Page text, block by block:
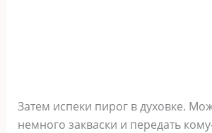
Затем испеки пирог в духовке.
немного закваски и передать